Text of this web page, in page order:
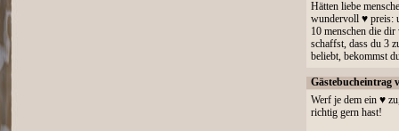
Hätten liebe
wundervoll ♥ preis:
10 menschen die
schaffst, dass du 3
beliebt, bekommst
Gästebucheintrag
Werf je dem ein ♥
richtig gern hast!